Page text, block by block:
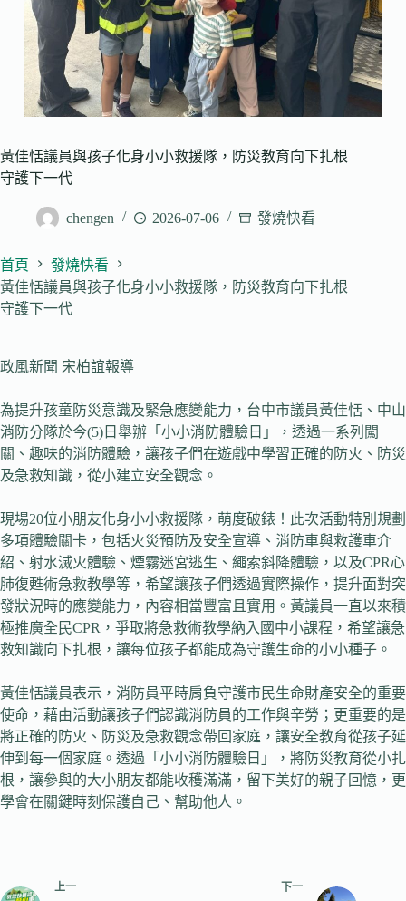
黃佳恬議員與孩子化身小小救援隊，防災教育向下扎根
守護下一代
chengen 2026-07-06 發燒快看
首頁
發燒快看
黃佳恬議員與孩子化身小小救援隊，防災教育向下扎根
守護下一代
政風新聞 宋柏誼報導
為提升孩童防災意識及緊急應變能力，台中市議員黃佳恬、中山
消防分隊於今(5)日舉辦「小小消防體驗日」，透過一系列闖
關、趣味的消防體驗，讓孩子們在遊戲中學習正確的防火、防災
及急救知識，從小建立安全觀念。
現場20位小朋友化身小小救援隊，萌度破錶！此次活動特別規劃
多項體驗關卡，包括火災預防及安全宣導、消防車與救護車介
紹、射水滅火體驗、煙霧迷宮逃生、繩索斜降體驗，以及CPR心
肺復甦術急救教學等，希望讓孩子們透過實際操作，提升面對突
發狀況時的應變能力，內容相當豐富且實用。黃議員一直以來積
極推廣全民CPR，爭取將急救術教學納入國中小課程，希望讓急
救知識向下扎根，讓每位孩子都能成為守護生命的小小種子。
黃佳恬議員表示，消防員平時肩負守護市民生命財產安全的重要
使命，藉由活動讓孩子們認識消防員的工作與辛勞；更重要的是
將正確的防火、防災及急救觀念帶回家庭，讓安全教育從孩子延
伸到每一個家庭。透過「小小消防體驗日」，將防災教育從小扎
根，讓參與的大小朋友都能收穫滿滿，留下美好的親子回憶，更
學會在關鍵時刻保護自己、幫助他人。
上一 下一